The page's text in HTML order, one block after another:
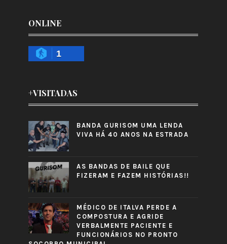
ONLINE
1
+VISITADAS
BANDA GURISOM UMA LENDA
VIVA HÁ 40 ANOS NA ESTRADA
AS BANDAS DE BAILE QUE
FIZERAM E FAZEM HISTÓRIAS!!
MÉDICO DE ITALVA PERDE A
COMPOSTURA E AGRIDE
VERBALMENTE PACIENTE E
FUNCIONÁRIOS NO PRONTO